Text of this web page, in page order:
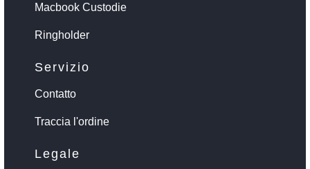
Macbook Custodie
Ringholder
Servizio
Contatto
Traccia l'ordine
Legale